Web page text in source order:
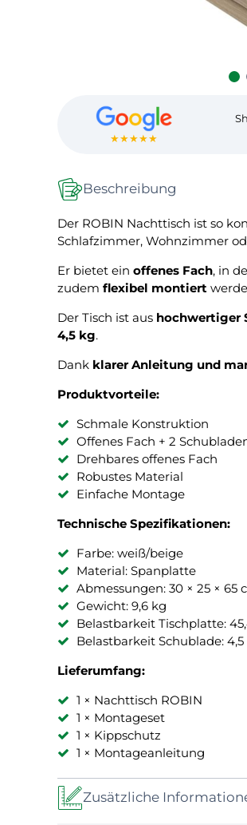
★★★★★
Beschreibung
Der ROBIN Nachttisch ist so
Schlafzimmer, Wohnzimmer
Er bietet ein offenes Fach, in
zudem flexibel montiert
Der Tisch ist aus hochwertiger
4,5 kg.
Dank klarer Anleitung und
Produktvorteile:
Schmale Konstruktion
Offenes Fach + 2
Drehbares offenes Fach
Robustes Material
Einfache Montage
Technische Spezifikationen:
Farbe: weiß/beige
Material: Spanplatte
Abmessungen: 30 × 25 × 65
Gewicht: 9,6 kg
Belastbarkeit Tischplatte:
Belastbarkeit Schublade: 4,5
Lieferumfang:
1 × Nachttisch ROBIN
1 × Montageset
1 × Kippschutz
1 × Montageanleitung
Zusätzliche